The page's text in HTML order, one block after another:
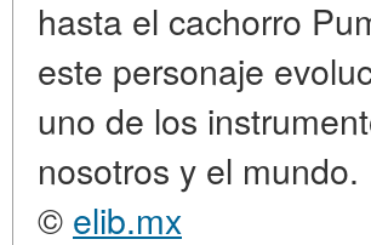
hasta el cachorro
este personaje
uno de los
nosotros y el mundo.
© elib.mx